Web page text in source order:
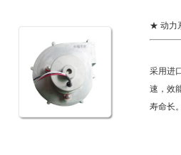
★ 动力
采用进
速，效
寿命长。